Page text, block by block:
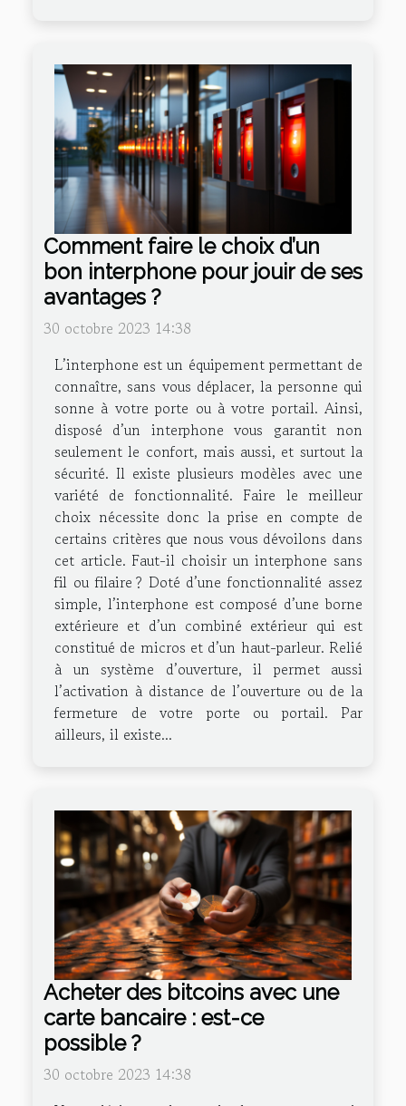
Comment faire le choix d’un
bon interphone pour jouir de ses
avantages ?
30 octobre 2023 14:38
L’interphone est un équipement permettant de
connaître, sans vous déplacer, la personne qui
sonne à votre porte ou à votre portail. Ainsi,
disposé d’un interphone vous garantit non
seulement le confort, mais aussi, et surtout la
sécurité. Il existe plusieurs modèles avec une
variété de fonctionnalité. Faire le meilleur
choix nécessite donc la prise en compte de
certains critères que nous vous dévoilons dans
cet article. Faut-il choisir un interphone sans
fil ou filaire ? Doté d’une fonctionnalité assez
simple, l’interphone est composé d’une borne
extérieure et d’un combiné extérieur qui est
constitué de micros et d’un haut-parleur. Relié
à un système d’ouverture, il permet aussi
l’activation à distance de l’ouverture ou de la
fermeture de votre porte ou portail. Par
ailleurs, il existe...
Acheter des bitcoins avec une
carte bancaire : est-ce
possible ?
30 octobre 2023 14:38